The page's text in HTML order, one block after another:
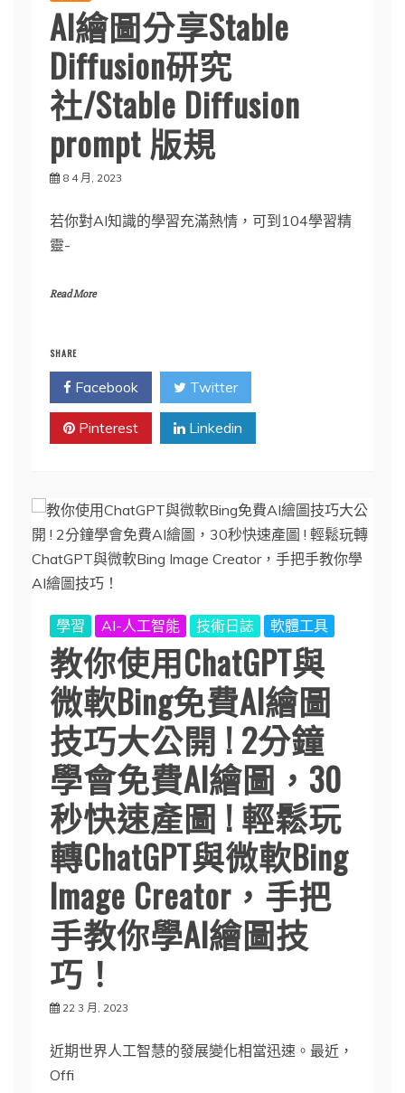
AI繪圖分享Stable
Diffusion研究
社/Stable Diffusion
prompt 版規
8 4 月, 2023
若你對AI知識的學習充滿熱情，可到104學習精
靈-
Read More
SHARE
Facebook Twitter
Pinterest Linkedin
學習 AI-人工智能 技術日誌 軟體工具
教你使用ChatGPT與
微軟Bing免費AI繪圖
技巧大公開 ! 2分鐘
學會免費AI繪圖，30
秒快速產圖 ! 輕鬆玩
轉ChatGPT與微軟Bing
Image Creator，手把
手教你學AI繪圖技
巧！
22 3 月, 2023
近期世界人工智慧的發展變化相當迅速。最近，
Offi